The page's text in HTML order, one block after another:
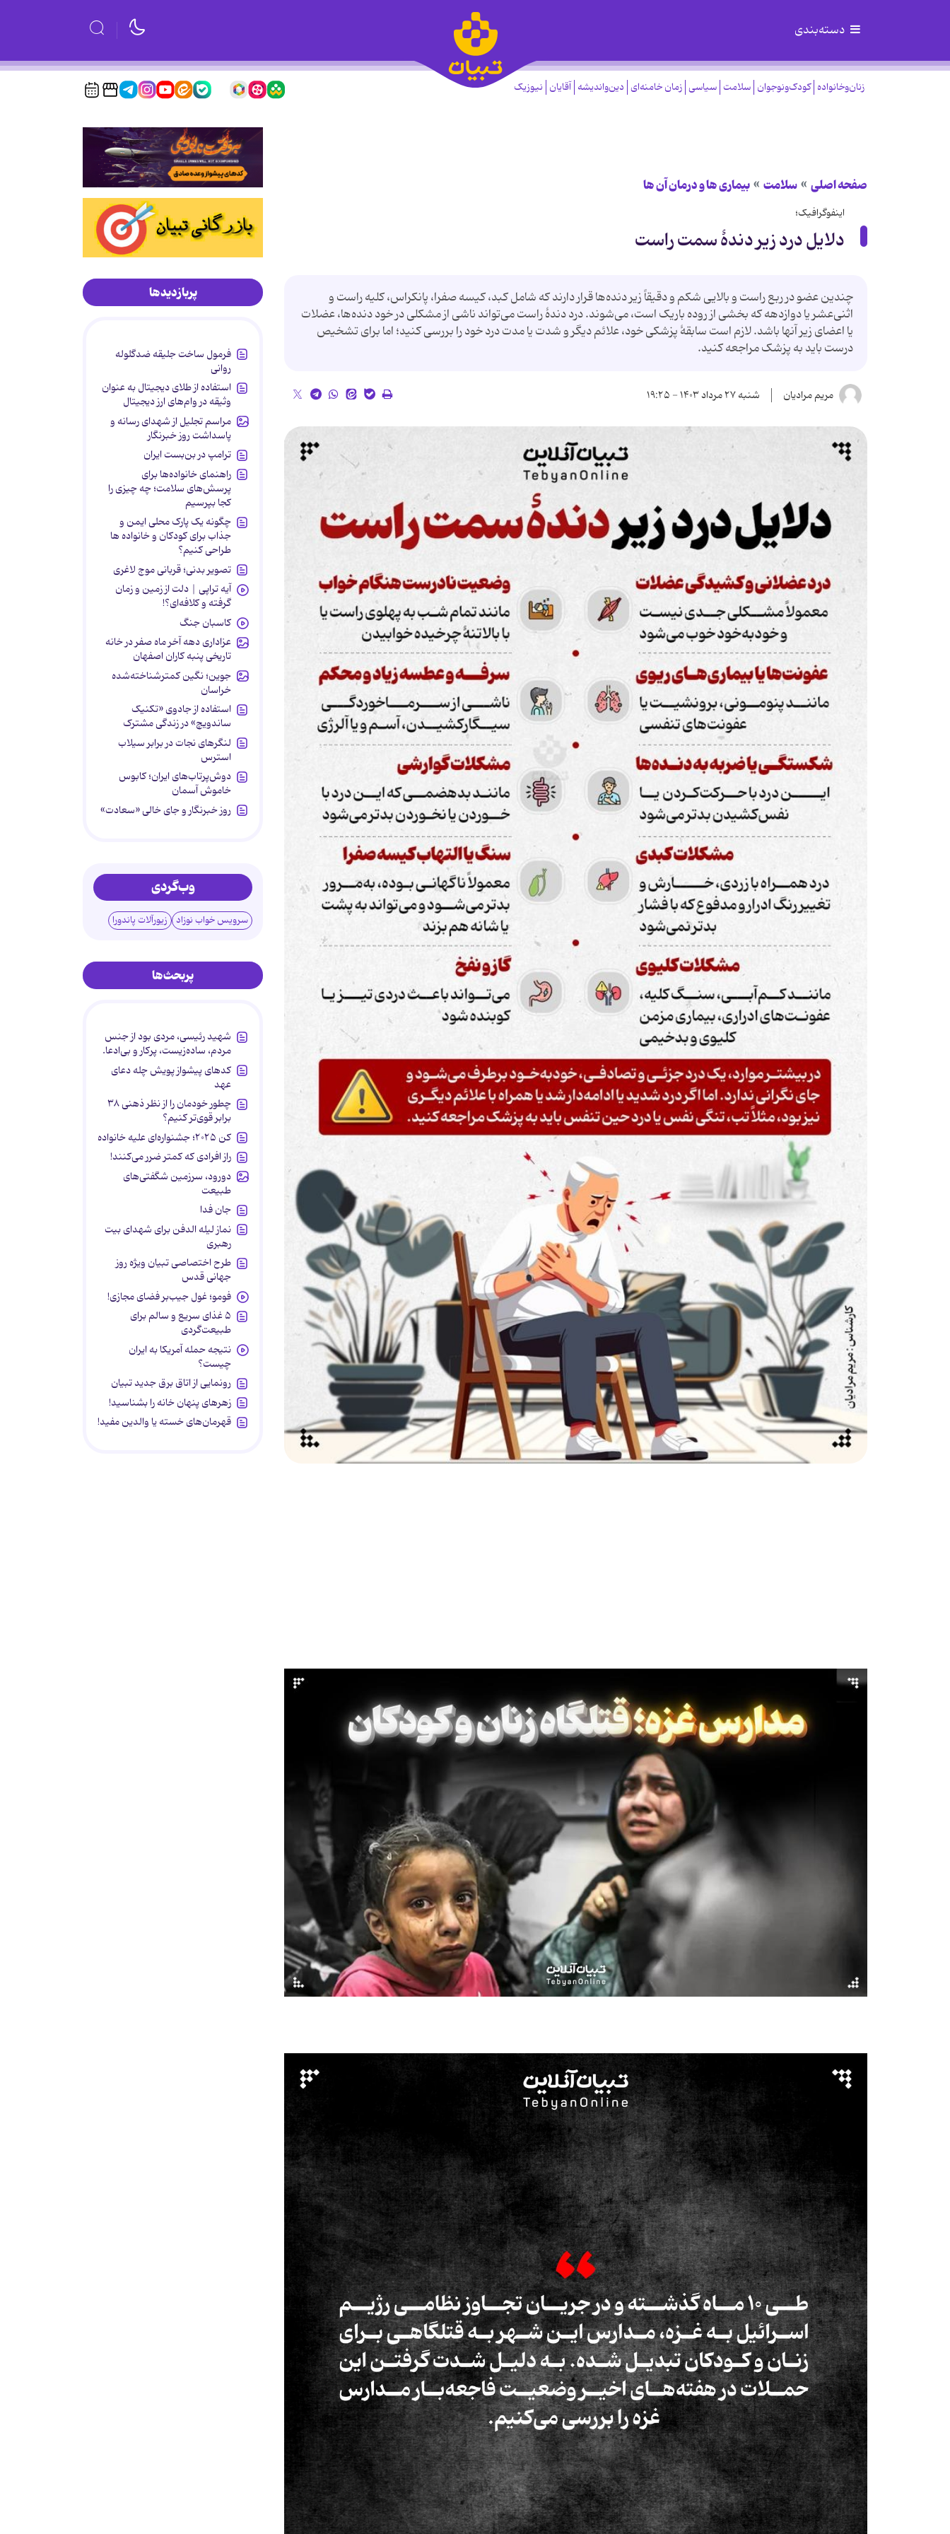
دسته‌بندی
زنان‌وخانواده کودک‌ونوجوان سلامت سیاسی زمان خامنه‌ای دین‌واندیشه آقایان نیوزیک
صفحه اصلی سلامت بیماری ها و درمان آن ها
اینفوگرافیک؛
دلایل درد زیر دندهٔ سمت راست
چندین عضو در ربع راست و بالایی شکم و دقیقاً زیر دنده‌ها قرار دارند که شامل کبد، کیسه صفرا، پانکراس، کلیه راست و
اثنی‌عشر یا دوازدهه که بخشی از روده باریک است، می‌شوند. درد دندهٔ راست می‌تواند ناشی از مشکلی در خود دنده‌ها، عضلات
یا اعضای زیر آنها باشد. لازم است سابقهٔ پزشکی خود، علائم دیگر و شدت یا مدت درد خود را بررسی کنید؛ اما برای تشخیص
درست باید به پزشک مراجعه کنید.
مریم مرادیان شنبه ۲۷ مرداد ۱۴۰۳ - ۱۹:۲۵
پربازدیدها
فرمول ساخت جلیقه ضدگلوله
روانی
استفاده از طلای دیجیتال به عنوان
وثیقه در وام‌های ارز دیجیتال
مراسم تجلیل از شهدای رسانه و
پاسداشت روز خبرنگار
ترامپ در بن‌بست ایران
راهنمای خانواده‌ها برای
پرسش‌های سلامت؛ چه چیزی را
کجا بپرسیم
چگونه یک پارک محلی ایمن و
جذاب برای کودکان و خانواده ها
طراحی کنیم؟
تصویر بدنی؛ قربانی موج لاغری
آیه تراپی | دلت از زمین و زمان
گرفته و کلافه‌ای؟!
کاسبان جنگ
عزاداری دهه آخر ماه صفر در خانه
تاریخی پنبه کاران اصفهان
جوین؛ نگین کمترشناخته‌شده
خراسان
استفاده از جادوی «تکنیک
ساندویچ» در زندگی مشترک
لنگرهای نجات در برابر سیلاب
استرس
دوش‌پرتاب‌های ایران؛ کابوس
خاموش آسمان
روز خبرنگار و جای خالی «سعادت»
وب‌گردی
سرویس خواب نوزاد زیورآلات پاندورا
پربحث‌ها
شهید رئیسی، مردی بود از جنس
مردم، ساده‌زیست، پرکار و بی‌ادعا.
کدهای پیشواز پویش چله دعای
عهد
چطور خودمان را از نظر ذهنی ۳۸
برابر قوی‌تر کنیم؟
کن ۲۰۲۵؛ جشنواره‌ای علیه خانواده
راز افرادی که کمتر ضرر می‌کنند!
دورود، سرزمین شگفتی‌های
طبیعت
جان فدا
نماز لیله الدفن برای شهدای بیت
رهبری
طرح اختصاصی تبیان ویژه روز
جهانی قدس
فومو؛ غول جیب‌بر فضای مجازی!
۵ غذای سریع و سالم برای
طبیعت‌گردی
نتیجه حمله آمریکا به ایران
چیست؟
رونمایی از اتاق برق جدید تبیان
زهرهای پنهان خانه را بشناسید!
قهرمان‌های خسته یا والدین مفید!